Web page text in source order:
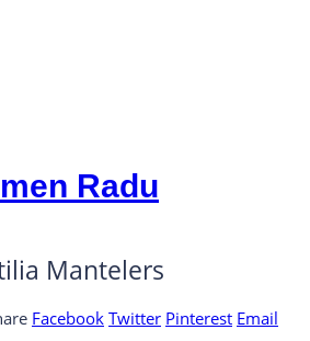
Mantelers
Facebook Twitter Pinterest Email